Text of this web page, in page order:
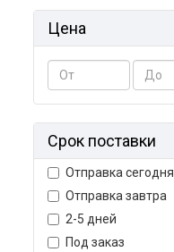
Цена
Срок поставки
Отправка сегодня
Отправка завтра
2-5 дней
Под заказ